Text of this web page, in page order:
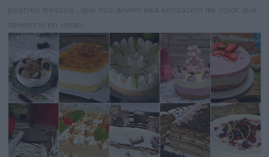
postres frescos , que nos alivien esa sensación de color que
tenemos en veran...